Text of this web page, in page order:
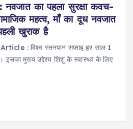
का पहला सुरक्षा कवच-
महत्व, माँ का दूध नवजात
खुराक है
: विश्व स्तनपान सप्ताह हर साल 1
इसका मुख्य उद्देश्य शिशु के स्वास्थ्य के लिए